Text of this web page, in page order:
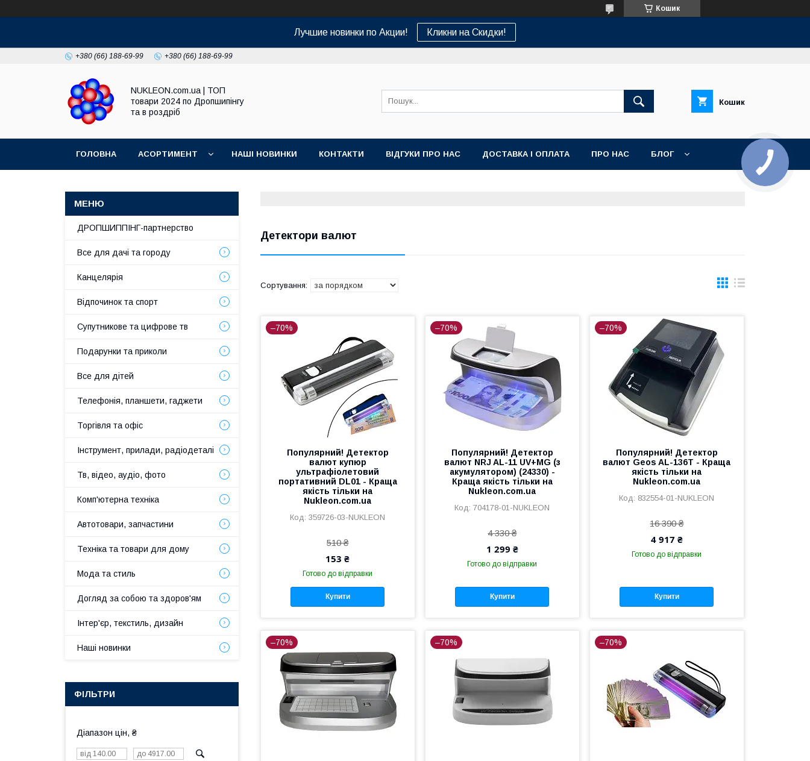
Кошик
Лучшие новинки по Акции! Кликни на Скидки!
+380 (66) 188-69-99 +380 (66) 188-69-99
NUKLEON.com.ua | ТОП
товари 2024 по Дропшипінгу
та в роздріб
Кошик
ГОЛОВНА АСОРТИМЕНТ НАШІ НОВИНКИ КОНТАКТИ ВІДГУКИ ПРО НАС ДОСТАВКА І ОПЛАТА ПРО НАС БЛОГ
Детектори валют
–70%
Популярний! Детектор
валют купюр
ультрафіолетовий
портативний DL01 - Краща
якість тільки на
Nukleon.com.ua
359726-03-NUKLEON
510 ₴
153 ₴
Готово до відправки
Купити
–70%
Популярний! Детектор
валют NRJ AL-11 UV+MG (з
акумулятором) (24330) -
Краща якість тільки на
Nukleon.com.ua
704178-01-NUKLEON
4 330 ₴
1 299 ₴
Готово до відправки
Купити
–70%
Популярний! Детектор
валют Geos AL-136T - Краща
якість тільки на
Nukleon.com.ua
832554-01-NUKLEON
16 390 ₴
4 917 ₴
Готово до відправки
Купити
–70% –70% –70%
ДРОПШИППІНГ-партнерство
Все для дачі та городу
Канцелярія
Відпочинок та спорт
Супутникове та цифрове тв
Подарунки та приколи
Все для дітей
Телефонія, планшети, гаджети
Торгівля та офіс
Інструмент, прилади, радіодеталі
Тв, відео, аудіо, фото
Комп'ютерна техніка
Автотовари, запчастини
Техніка та товари для дому
Мода та стиль
Догляд за собою та здоров'ям
Інтер'єр, текстиль, дизайн
Наші новинки
ФІЛЬТРИ
Діапазон цін, ₴